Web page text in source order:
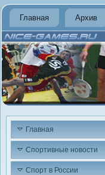
Главная Архив
Главная
Спортивные новости
Спорт в России